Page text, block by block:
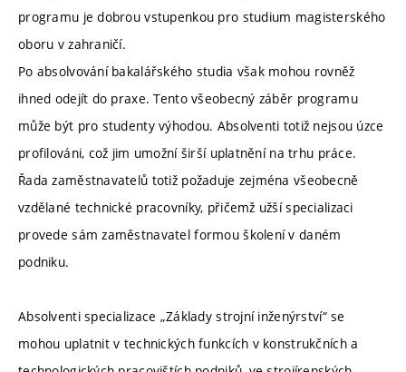
programu je dobrou vstupenkou pro studium magisterského
oboru v zahraničí.
Po absolvování bakalářského studia však mohou rovněž
ihned odejít do praxe. Tento všeobecný záběr programu
může být pro studenty výhodou. Absolventi totiž nejsou úzce
profilováni, což jim umožní širší uplatnění na trhu práce.
Řada zaměstnavatelů totiž požaduje zejména všeobecně
vzdělané technické pracovníky, přičemž užší specializaci
provede sám zaměstnavatel formou školení v daném
podniku.
Absolventi specializace „Základy strojní inženýrství“ se
mohou uplatnit v technických funkcích v konstrukčních a